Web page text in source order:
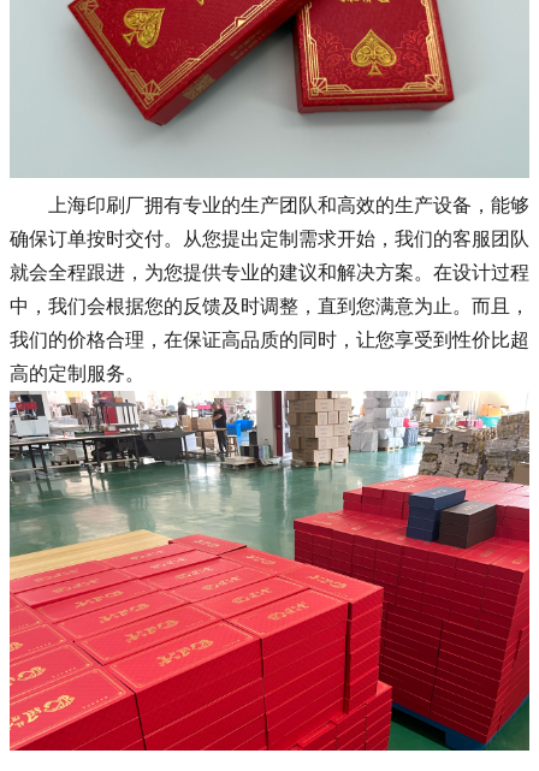
上海印刷厂拥有专业的生产团队和高效的生产设备，能够
确保订单按时交付。从您提出定制需求开始，我们的客服团队
就会全程跟进，为您提供专业的建议和解决方案。在设计过程
中，我们会根据您的反馈及时调整，直到您满意为止。而且，
我们的价格合理，在保证高品质的同时，让您享受到性价比超
高的定制服务。